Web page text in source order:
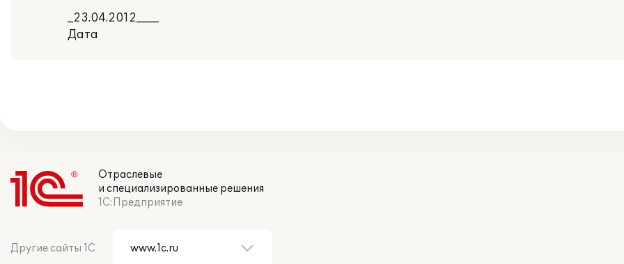
_23.04.2012____
Дата
Отраслевые
и специализированные решения
1С:Предприятие
Другие сайты 1С